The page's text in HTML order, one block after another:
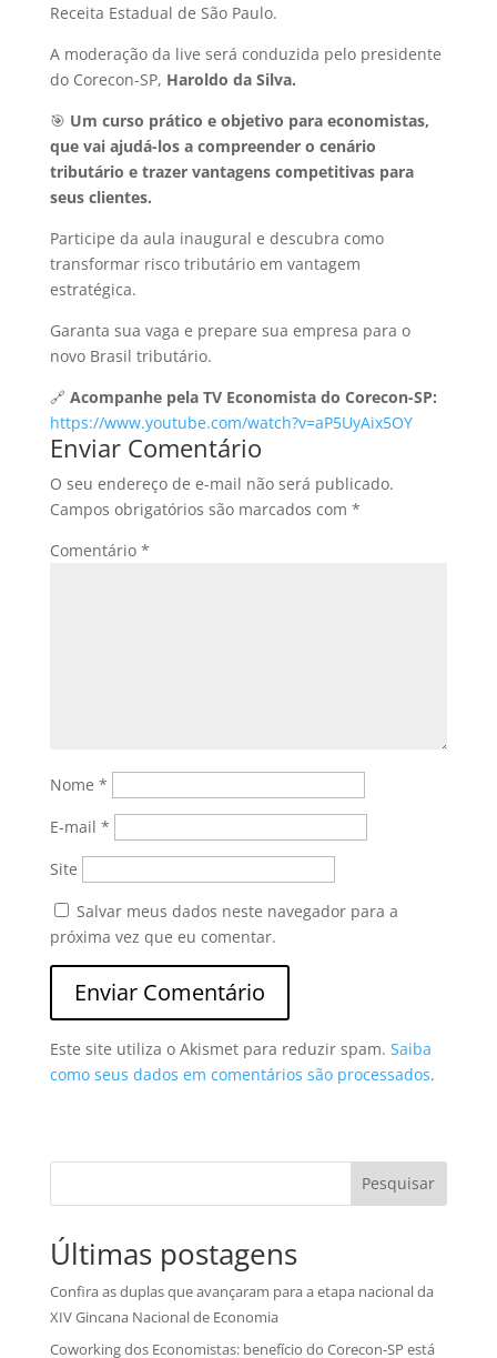
Receita Estadual de São Paulo.
A moderação da live será conduzida pelo presidente
do Corecon-SP, Haroldo da Silva.
🎯 Um curso prático e objetivo para economistas,
que vai ajudá-los a compreender o cenário
tributário e trazer vantagens competitivas para
seus clientes.
Participe da aula inaugural e descubra como
transformar risco tributário em vantagem
estratégica.
Garanta sua vaga e prepare sua empresa para o
novo Brasil tributário.
🔗 Acompanhe pela TV Economista do Corecon-SP:
https://www.youtube.com/watch?v=aP5UyAix5OY
Enviar Comentário
O seu endereço de e-mail não será publicado.
Campos obrigatórios são marcados com *
Comentário *
Nome *
E-mail *
Site
Salvar meus dados neste navegador para a
próxima vez que eu comentar.
Este site utiliza o Akismet para reduzir spam. Saiba
como seus dados em comentários são processados.
Pesquisar
Últimas postagens
Confira as duplas que avançaram para a etapa nacional da
XIV Gincana Nacional de Economia
Coworking dos Economistas: benefício do Corecon-SP está